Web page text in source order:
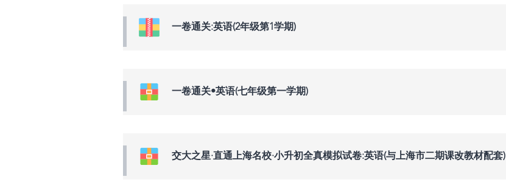
一卷通关:英语(2年级第1学期)
一卷通关•英语(七年级第一学期)
交大之星·直通上海名校·小升初全真模拟试卷:英语(与上海市二期课改教材配套)